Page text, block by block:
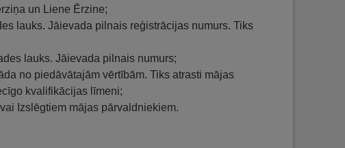
un Liene Ērzine;
lauks. Jāievada pilnais reģistrācijas numurs. Tiks
lauks. Jāievada pilnais numurs;
no piedāvātajām vērtībām. Tiks atrasti mājas
kvalifikācijas līmeni;
Izslēgtiem mājas pārvaldniekiem.